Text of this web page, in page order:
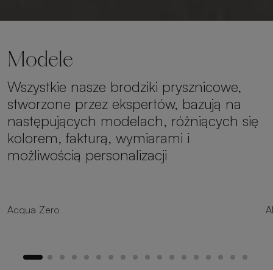
Modele
Wszystkie nasze brodziki prysznicowe,
stworzone przez ekspertów, bazują na
następujących modelach, różniących się
kolorem, fakturą, wymiarami i
możliwością personalizacji
Acqua Zero